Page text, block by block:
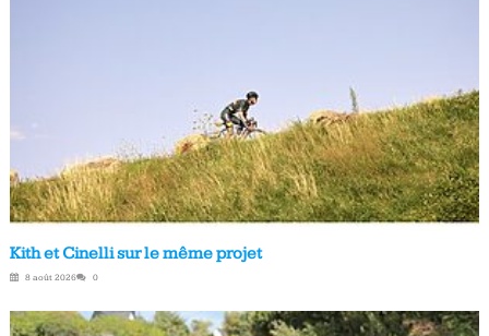
Kith et Cinelli sur le même projet
8 août 2026 0